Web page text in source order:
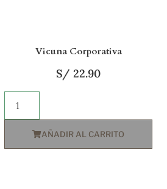
Vicuna Corporativa
S/ 22.90
AÑADIR AL CARRITO